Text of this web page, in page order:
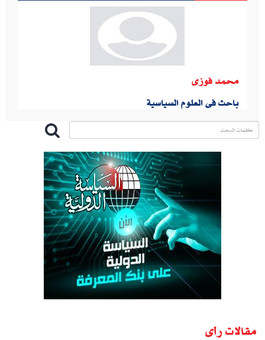
محمد فوزى
باحث فى العلوم السياسية
مقالات رأى